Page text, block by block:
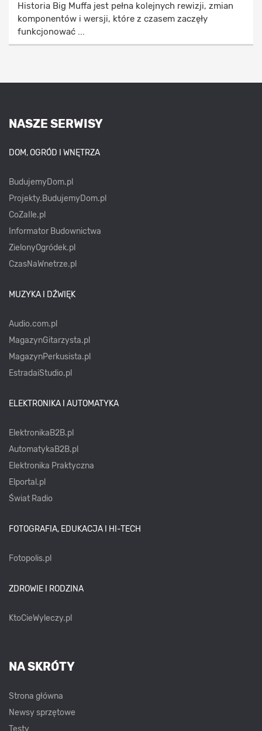
Historia Big Muffa jest pełna kolejnych rewizji, zmian
komponentów i wersji, które z czasem zaczęły
funkcjonować ...
NASZE SERWISY
DOM, OGRÓD I WNĘTRZA
BudujemyDom.pl
Projekty.BudujemyDom.pl
CoZaIle.pl
Informator Budownictwa
ZielonyOgródek.pl
CzasNaWnetrze.pl
MUZYKA I DŹWIĘK
Audio.com.pl
MagazynGitarzysta.pl
MagazynPerkusista.pl
EstradaiStudio.pl
ELEKTRONIKA I AUTOMATYKA
ElektronikaB2B.pl
AutomatykaB2B.pl
Elektronika Praktyczna
Elportal.pl
Świat Radio
FOTOGRAFIA, EDUKACJA I HI-TECH
Fotopolis.pl
ZDROWIE I RODZINA
KtoCieWyleczy.pl
NA SKRÓTY
Strona główna
Newsy sprzętowe